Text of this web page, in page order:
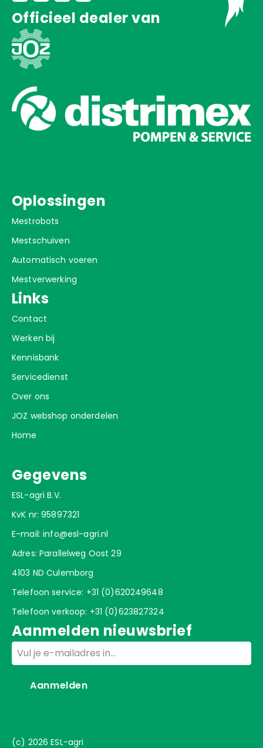
Officieel dealer van
Oplossingen
Mestrobots
Mestschuiven
Automatisch voeren
Mestverwerking
Links
Contact
Werken bij
Kennisbank
Servicedienst
Over ons
JOZ webshop onderdelen
Home
Gegevens
ESL-agri B.V.
KvK nr: 95897321
E-mail:info@esl-agri.nl
Adres: Parallelweg Oost 29
4103 ND Culemborg
Telefoon service: +31 (0)620249648
Telefoon verkoop: +31 (0)623827324
Aanmelden nieuwsbrief
Email
Aanmelden
(c) 2026 ESL-agri